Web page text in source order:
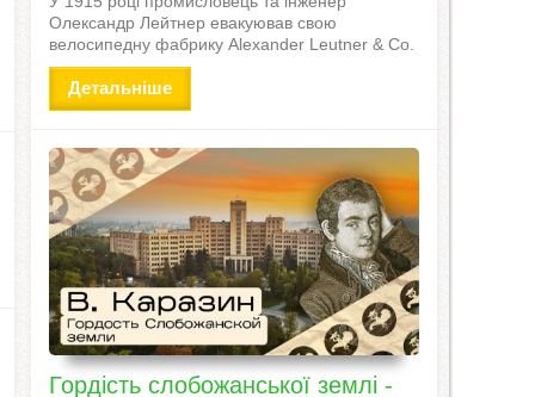
Олександр Лейтнер евакуював свою
велосипедну фабрику Alexander Leutner & Co.
Детальніше
Гордість слобожанської землі -